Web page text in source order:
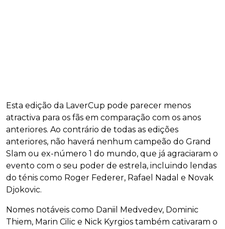
Esta edição da LaverCup pode parecer menos
atractiva para os fãs em comparação com os anos
anteriores. Ao contrário de todas as edições
anteriores, não haverá nenhum campeão do Grand
Slam ou ex-número 1 do mundo, que já agraciaram o
evento com o seu poder de estrela, incluindo lendas
do ténis como Roger Federer, Rafael Nadal e Novak
Djokovic.
Nomes notáveis como Daniil Medvedev, Dominic
Thiem, Marin Cilic e Nick Kyrgios também cativaram o